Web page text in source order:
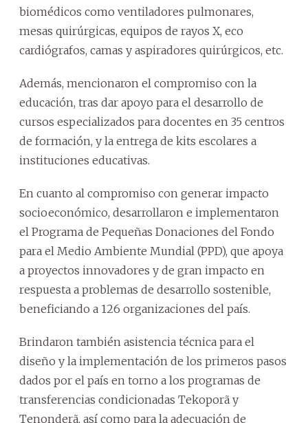
biomédicos como ventiladores pulmonares,
mesas quirúrgicas, equipos de rayos X, eco
cardiógrafos, camas y aspiradores quirúrgicos, etc.
Además, mencionaron el compromiso con la
educación, tras dar apoyo para el desarrollo de
cursos especializados para docentes en 35 centros
de formación, y la entrega de kits escolares a
instituciones educativas.
En cuanto al compromiso con generar impacto
socioeconómico, desarrollaron e implementaron
el Programa de Pequeñas Donaciones del Fondo
para el Medio Ambiente Mundial (PPD), que apoya
a proyectos innovadores y de gran impacto en
respuesta a problemas de desarrollo sostenible,
beneficiando a 126 organizaciones del país.
Brindaron también asistencia técnica para el
diseño y la implementación de los primeros pasos
dados por el país en torno a los programas de
transferencias condicionadas Tekoporã y
Tenonderã, así como para la adecuación de